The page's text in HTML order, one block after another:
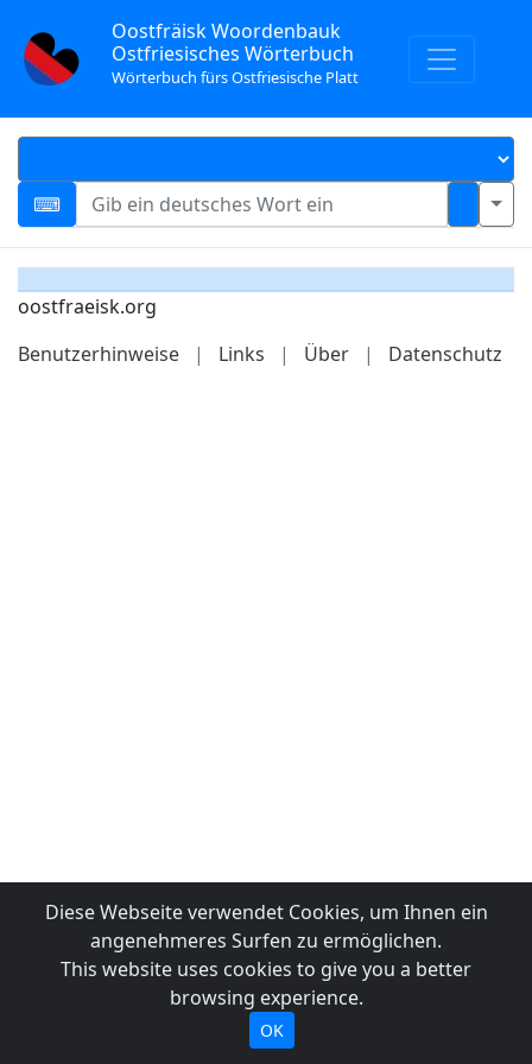
Oostfräisk Woordenbauk
Ostfriesisches Wörterbuch
Wörterbuch fürs Ostfriesische Platt
oostfraeisk.org
Benutzerhinweise
| Links | Über | Datenschutz
Diese Webseite verwendet Cookies, um Ihnen ein
angenehmeres Surfen zu ermöglichen.
This website uses cookies to give you a better
browsing experience.
OK